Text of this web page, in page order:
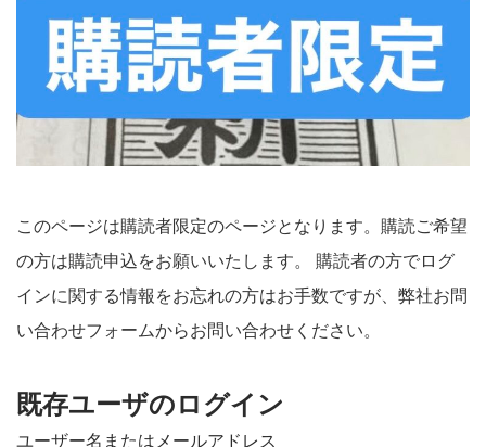
このページは購読者限定のページとなります。購読ご希望
の方は購読申込をお願いいたします。 購読者の方でログ
インに関する情報をお忘れの方はお手数ですが、弊社お問
い合わせフォームからお問い合わせください。
既存ユーザのログイン
ユーザー名またはメールアドレス